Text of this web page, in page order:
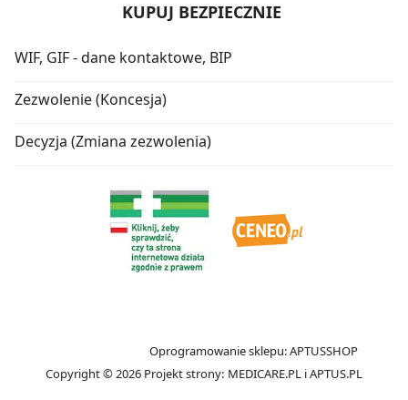
KUPUJ BEZPIECZNIE
WIF, GIF - dane kontaktowe, BIP
Zezwolenie (Koncesja)
Decyzja (Zmiana zezwolenia)
Copyright © 2026
Oprogramowanie sklepu:APTUSSHOP
Projekt strony: MEDICARE.PL iAPTUS.PL